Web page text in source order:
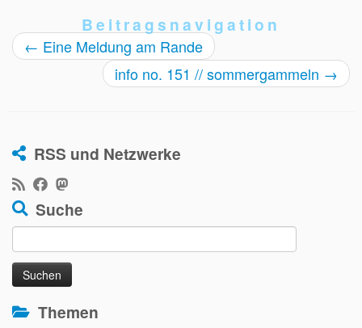
Beitragsnavigation
← Eine Meldung am Rande
info no. 151 // sommergammeln →
RSS und Netzwerke
Suche
Suchen
nach:
Themen